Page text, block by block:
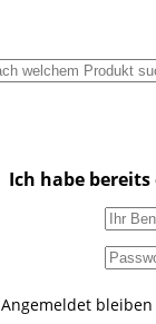
Angemeldet bleiben